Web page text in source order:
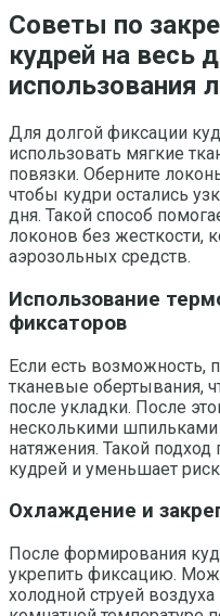
Советы по
кудрей на весь
использования
Для долгой фиксации
использовать мягкие
повязки. Оберните
чтобы кудри остались
дня. Такой способ
локонов без жесткости,
аэрозольных средств.
Использование
фиксаторов
Если есть возможность,
тканевые обертывания,
после укладки. После
несколькими
натяжения. Такой
кудрей и уменьшает
Охлаждение и
После формирования
укрепить фиксацию.
холодной струей